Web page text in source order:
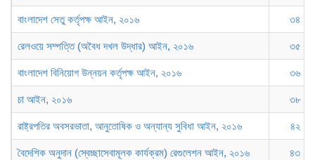
বাংলাদেশ সেতু কর্তৃপক্ষ আইন, ২০১৬ ৩৪
রেলওয়ে সম্পত্তি (অবৈধ দখল উদ্ধার) আইন, ২০১৬ ৩৫
বাংলাদেশ বিনিয়োগ উন্নয়ন কর্তৃপক্ষ আইন, ২০১৬ ৩৬
চা আইন, ২০১৬ ৩৮
রাষ্ট্রপতির অবসরভাতা, আনুতোষিক ও অন্যান্য সুবিধা আইন, ২০১৬ ৪২
বৈদেশিক অনুদান (স্বেচ্ছাসেবামূলক কার্যক্রম) রেগুলেশন আইন, ২০১৬ ৪৩